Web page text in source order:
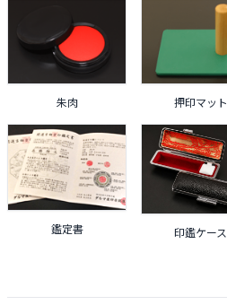
朱肉 押印マット
鑑定書 印鑑ケース